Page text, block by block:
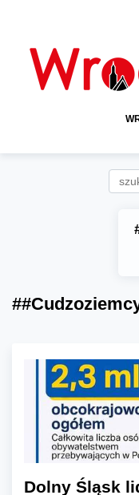
Dolny Śląsk